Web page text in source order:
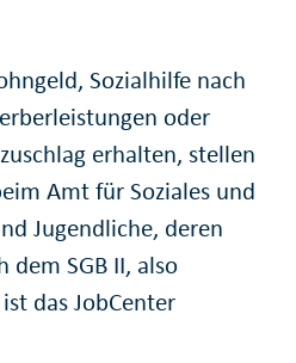
Sozialhilfe nach
oder
erhalten, stellen
Amt für Soziales und
Jugendliche, deren
dem SGB II, also
das JobCenter